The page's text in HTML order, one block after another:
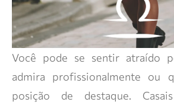
Você pode se sentir atraído
admira profissionalmente ou
posição de destaque.